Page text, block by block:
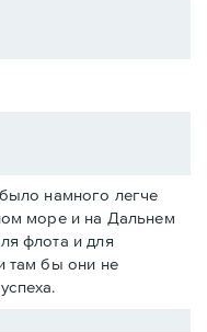
намного легче
море и на Дальнем
флота и для
там бы они не